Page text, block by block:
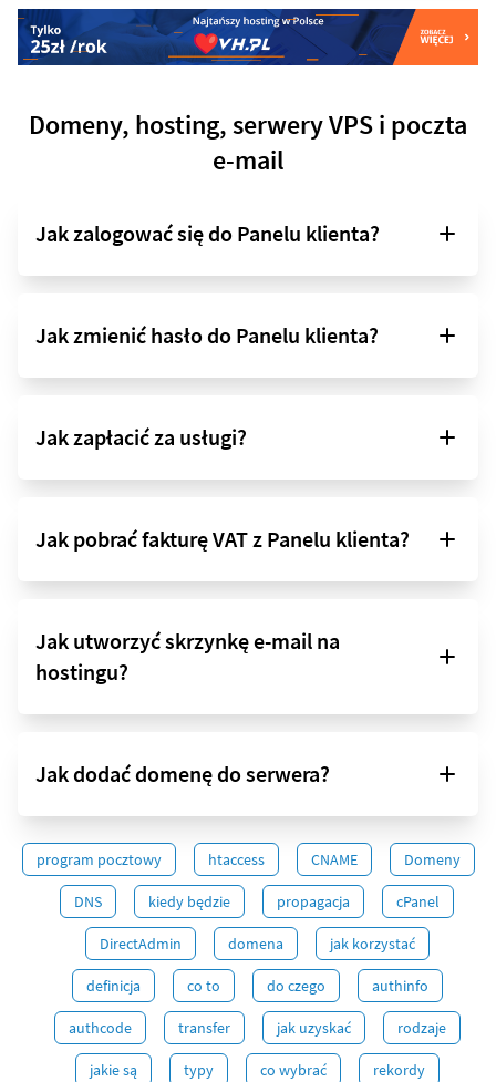
Domeny, hosting, serwery VPS i poczta
e-mail
Jak zalogować się do Panelu klienta?
Jak zmienić hasło do Panelu klienta?
Jak zapłacić za usługi?
Jak pobrać fakturę VAT z Panelu klienta?
Jak utworzyć skrzynkę e-mail na
hostingu?
Jak dodać domenę do serwera?
program pocztowy htaccess CNAME Domeny
DNS kiedy będzie propagacja cPanel
DirectAdmin domena jak korzystać
definicja co to do czego authinfo
authcode transfer jak uzyskać rodzaje
jakie są typy co wybrać rekordy